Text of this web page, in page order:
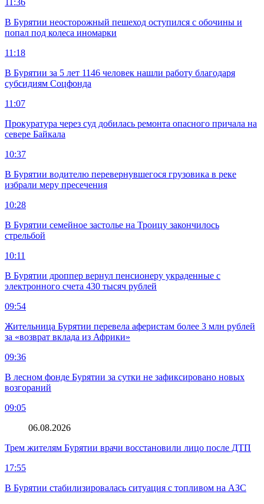
В Бурятии неосторожный пешеход оступился с обочины и
попал под колеса иномарки
11:18
В Бурятии за 5 лет 1146 человек нашли работу благодаря
субсидиям Соцфонда
11:07
Прокуратура через суд добилась ремонта опасного причала на
севере Байкала
10:37
В Бурятии водителю перевернувшегося грузовика в реке
избрали меру пресечения
10:28
В Бурятии семейное застолье на Троицу закончилось
стрельбой
10:11
В Бурятии дроппер вернул пенсионеру украденные с
электронного счета 430 тысяч рублей
09:54
Жительница Бурятии перевела аферистам более 3 млн рублей
за «возврат вклада из Африки»
09:36
В лесном фонде Бурятии за сутки не зафиксировано новых
возгораний
09:05
06.08.2026
Трем жителям Бурятии врачи восстановили лицо после ДТП
17:55
В Бурятии стабилизировалась ситуация с топливом на АЗС